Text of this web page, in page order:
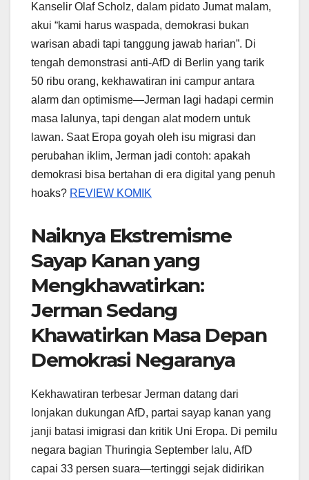
Kanselir Olaf Scholz, dalam pidato Jumat malam,
akui “kami harus waspada, demokrasi bukan
warisan abadi tapi tanggung jawab harian”. Di
tengah demonstrasi anti-AfD di Berlin yang tarik
50 ribu orang, kekhawatiran ini campur antara
alarm dan optimisme—Jerman lagi hadapi cermin
masa lalunya, tapi dengan alat modern untuk
lawan. Saat Eropa goyah oleh isu migrasi dan
perubahan iklim, Jerman jadi contoh: apakah
demokrasi bisa bertahan di era digital yang penuh
hoaks? REVIEW KOMIK
Naiknya Ekstremisme
Sayap Kanan yang
Mengkhawatirkan:
Jerman Sedang
Khawatirkan Masa Depan
Demokrasi Negaranya
Kekhawatiran terbesar Jerman datang dari
lonjakan dukungan AfD, partai sayap kanan yang
janji batasi imigrasi dan kritik Uni Eropa. Di pemilu
negara bagian Thuringia September lalu, AfD
capai 33 persen suara—tertinggi sejak didirikan